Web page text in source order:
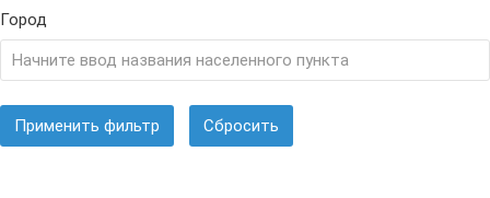
Город
Применить фильтр Сбросить